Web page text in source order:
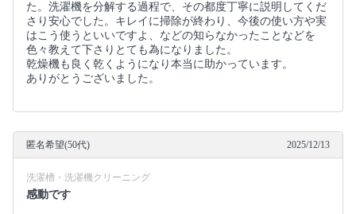
た。洗濯機を分解する過程で、その都度丁寧に説明してくだ
さり安心でした。キレイに掃除が終わり、今後の使い方や実
はこう使うといいですよ、などの知らなかったことなどを
色々教えて下さりとても為になりました。
乾燥機も良く乾くようになり本当に助かっています。
ありがとうございました。
匿名希望(50代) 2025/12/13
洗濯槽・洗濯機クリーニング
感動です